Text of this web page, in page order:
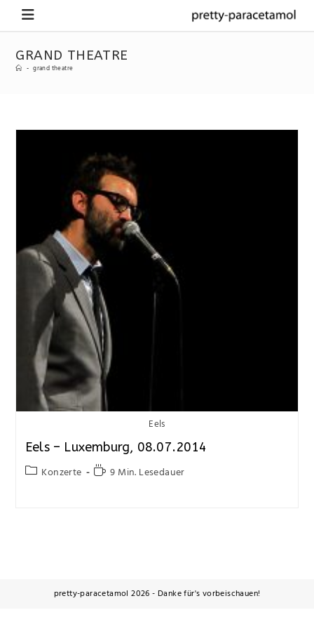
GRAND THEATRE
- grand theatre
Eels
Eels – Luxemburg, 08.07.2014
Konzerte 9 Min. Lesedauer
pretty-paracetamol 2026 - Danke für's vorbeischauen!